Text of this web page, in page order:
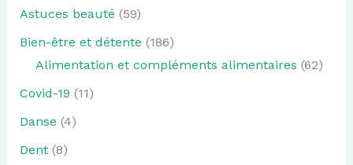
Astuces beauté (59)
Bien-être et détente (186)
Alimentation et compléments alimentaires (62)
Covid-19 (11)
Danse (4)
Dent(8)